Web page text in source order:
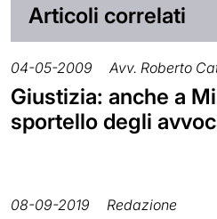
Articoli correlati
04-05-2009 Avv. Roberto
Giustizia: anche a
sportello degli
08-09-2019 Redazione